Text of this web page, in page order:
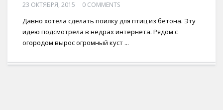
23 ОКТЯБРЯ, 2015 0 COMMENTS
Давно хотела сделать поилку для птиц из бетона. Эту
идею подсмотрела в недрах интернета. Рядом с
огородом вырос огромный куст ...